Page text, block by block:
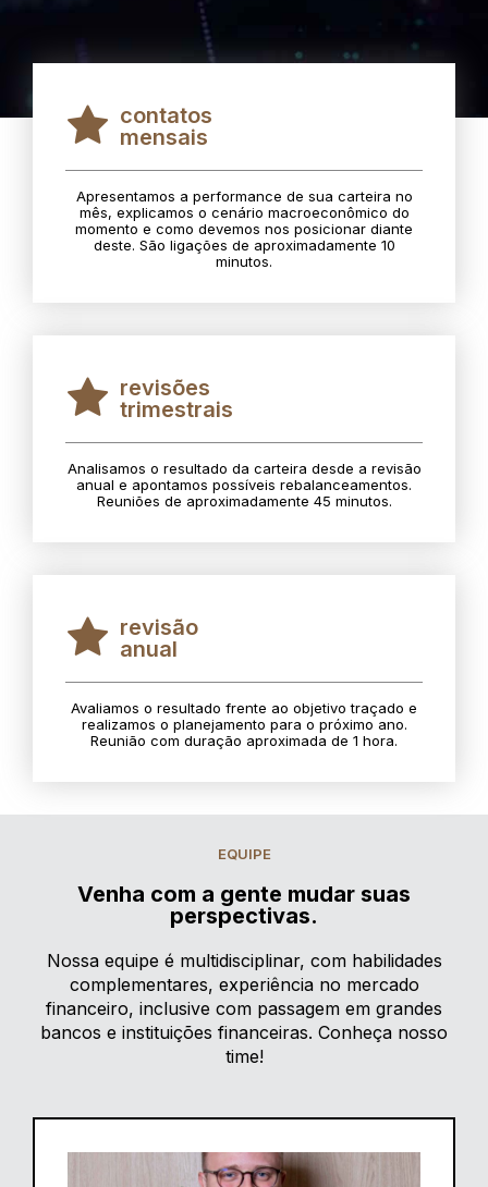
contatos
mensais
Apresentamos a performance de sua carteira no
mês, explicamos o cenário macroeconômico do
momento e como devemos nos posicionar diante
deste. São ligações de aproximadamente 10
minutos.
revisões
trimestrais
Analisamos o resultado da carteira desde a revisão
anual e apontamos possíveis rebalanceamentos.
Reuniões de aproximadamente 45 minutos.
revisão
anual
Avaliamos o resultado frente ao objetivo traçado e
realizamos o planejamento para o próximo ano.
Reunião com duração aproximada de 1 hora.
EQUIPE
Venha com a gente mudar suas
perspectivas.
Nossa equipe é multidisciplinar, com habilidades
complementares, experiência no mercado
financeiro, inclusive com passagem em grandes
bancos e instituições financeiras. Conheça nosso
time!